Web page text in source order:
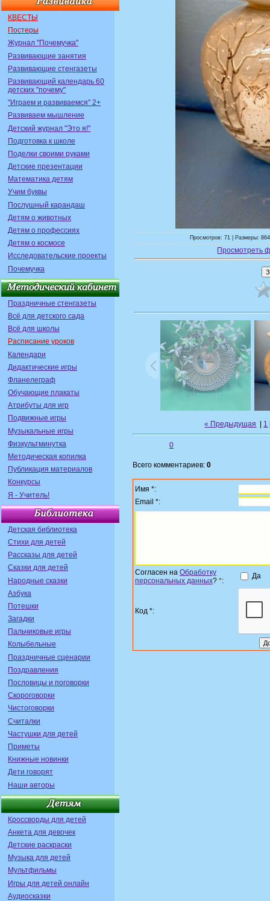
КВЕСТЫ
Постеры
Журнал "Почемучка"
Развивающие занятия
Развивающие стенгазеты
Развивающий календарь 60
детских "почему"
"Играем и развиваемся" 2+
Развиваем мышление
Детский журнал "Это я!"
Подготовка к школе
Поделки своими руками
Детские презентации
Математика детям
Учим буквы
Послушный карандаш
Детям о животных
Детям о профессиях
Детям о космосе
Исследовательские проекты
Почемучка
Праздничные стенгазеты
Всё для детского сада
Всё для школы
Расписание уроков
Календари
Дидактические игры
Фланелеграф
Обучающие плакаты
Атрибуты для игр
Подвижные игры
Музыкальные игры
Физкультминутка
Методическая копилка
Публикация материалов
Конкурсы
Я - Учитель!
Детская библиотека
Стихи для детей
Рассказы для детей
Сказки для детей
Народные сказки
Азбука
Потешки
Загадки
Пальчиковые игры
Колыбельные
Праздничные сценарии
Поздравления
Пословицы и поговорки
Скороговорки
Чистоговорки
Считалки
Частушки для детей
Приметы
Книжные новинки
Дети говорят
Наши авторы
Кроссворды для детей
Анкета для девочек
Детские раскраски
Музыка для детей
Мультфильмы
Игры для детей онлайн
Аудиосказки
Просмотров: 71 | Размеры:
Просмотреть
« Предыдущая 1
0
Всего комментариев: 0
Имя *:
Email *:
Согласен на Обработку
персональных данных? *:
Да
Код *: